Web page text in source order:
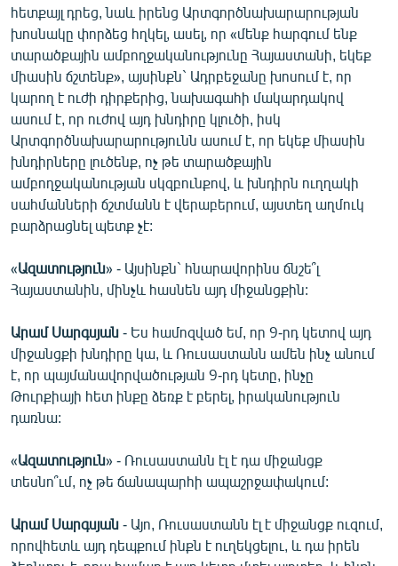
հետքայլ դրեց, նաև իրենց Արտգործնախարարության
խոսնակը փորձեց հղկել, ասել, որ «մենք հարգում ենք
տարածքային ամբողջականությունը Հայաստանի, եկեք
միասին ճշտենք», այսինքն` Ադրբեջանը խոսում է, որ
կարող է ուժի դիրքերից, նախագահի մակարդակով
ասում է, որ ուժով այդ խնդիրը կլուծի, իսկ
Արտգործնախարարությունն ասում է, որ եկեք միասին
խնդիրները լուծենք, ոչ թե տարածքային
ամբողջականության սկզբունքով, և խնդիրն ուղղակի
սահմանների ճշտմանն է վերաբերում, այստեղ աղմուկ
բարձրացնել պետք չէ:
«Ազատություն» - Այսինքն` հնարավորինս ճնշե՞լ
Հայաստանին, մինչև հասնեն այդ միջանցքին:
Արամ Սարգսյան - Ես համոզված եմ, որ 9-րդ կետով այդ
միջանցքի խնդիրը կա, և Ռուսաստանն ամեն ինչ անում
է, որ պայմանավորվածության 9-րդ կետը, ինչը
Թուրքիայի հետ ինքը ձեռք է բերել, իրականություն
դառնա:
«Ազատություն» - Ռուսաստանն էլ է դա միջանցք
տեսնո՞ւմ, ոչ թե ճանապարհի ապաշրջափակում:
Արամ Սարգսյան - Այո, Ռուսաստանն էլ է միջանցք ուզում,
որովհետև այդ դեպքում ինքն է ուղեկցելու, և դա իրեն